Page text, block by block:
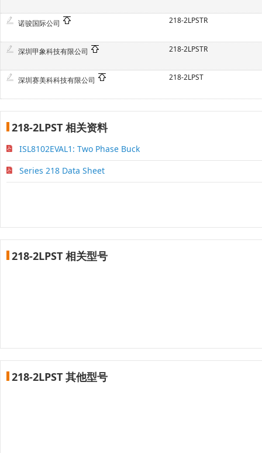
诺骏国际公司 218-2LPSTR
深圳甲象科技有限公司 218-2LPSTR
深圳赛美科科技有限公司 218-2LPST
218-2LPST 相关资料
ISL8102EVAL1: Two Phase Buck
Series 218 Data Sheet
218-2LPST 相关型号
218-2LPST 其他型号